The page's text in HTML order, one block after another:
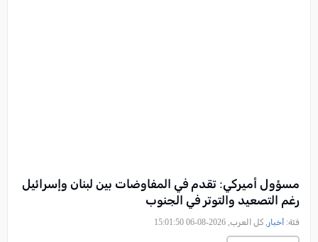
مسؤول أميركي: تقدم في المفاوضات بين لبنان وإسرائيل
رغم التصعيد والتوتر في الجنوب
فئة: أخبار , كل العرب, 2026-08-06 15:01:50